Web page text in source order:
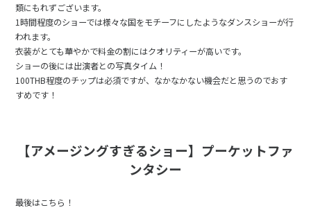
類にもれずございます。
1時間程度のショーでは様々な国をモチーフにしたようなダンスショーが行
われます。
衣装がとても華やかで料金の割にはクオリティーが高いです。
ショーの後には出演者との写真タイム！
100THB程度のチップは必須ですが、なかなかない機会だと思うのでおす
すめです！
【アメージングすぎるショー】プーケットファ
ンタシー
最後はこちら！